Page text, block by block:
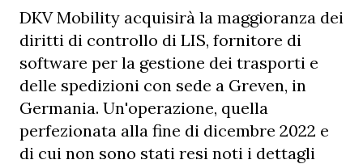
DKV Mobility acquisirà la maggioranza dei
diritti di controllo di LIS, fornitore di
software per la gestione dei trasporti e
delle spedizioni con sede a Greven, in
Germania. Un'operazione, quella
perfezionata alla fine di dicembre 2022 e
di cui non sono stati resi noti i dettagli